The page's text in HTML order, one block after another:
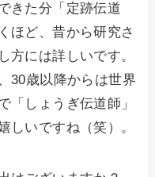
きた分「定跡伝道
ほど、昔から研究さ
方には詳しいです。
30歳以降からは世界
「しょうぎ伝道師」
しいですね（笑）。